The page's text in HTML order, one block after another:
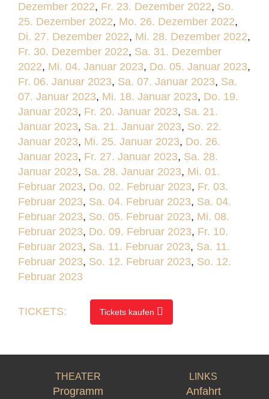
Dezember 2022, Fr. 23. Dezember 2022, So.
25. Dezember 2022, Mo. 26. Dezember 2022,
Di. 27. Dezember 2022, Mi. 28. Dezember 2022,
Fr. 30. Dezember 2022, Sa. 31. Dezember
2022, Mi. 04. Januar 2023, Do. 05. Januar 2023,
Fr. 06. Januar 2023, Sa. 07. Januar 2023, Sa.
07. Januar 2023, Mi. 18. Januar 2023, Do. 19.
Januar 2023, Fr. 20. Januar 2023, Sa. 21.
Januar 2023, Sa. 21. Januar 2023, So. 22.
Januar 2023, Mi. 25. Januar 2023, Do. 26.
Januar 2023, Fr. 27. Januar 2023, Sa. 28.
Januar 2023, Sa. 28. Januar 2023, Mi. 01.
Februar 2023, Do. 02. Februar 2023, Fr. 03.
Februar 2023, Sa. 04. Februar 2023, Sa. 04.
Februar 2023, So. 05. Februar 2023, Mi. 08.
Februar 2023, Do. 09. Februar 2023, Fr. 10.
Februar 2023, Sa. 11. Februar 2023, Sa. 11.
Februar 2023, So. 12. Februar 2023, So. 12.
Februar 2023
TICKETS: Tickets kaufen
THEATER
Programm
LINKS
Anfahrt